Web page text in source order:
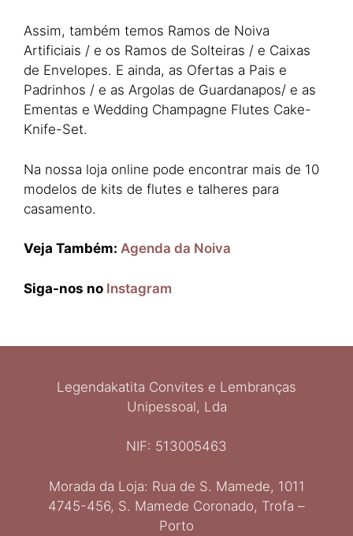
Assim, também temos Ramos de Noiva
Artificiais / e os Ramos de Solteiras / e Caixas
de Envelopes. E ainda, as Ofertas a Pais e
Padrinhos / e as Argolas de Guardanapos/ e as
Ementas e Wedding Champagne Flutes Cake-
Knife-Set.
Na nossa loja online pode encontrar mais de 10
modelos de kits de flutes e talheres para
casamento.
Veja Também: Agenda da Noiva
Siga-nos no Instagram
Legendakatita Convites e Lembranças
Unipessoal, Lda
NIF: 513005463
Morada da Loja: Rua de S. Mamede, 1011
4745-456, S. Mamede Coronado, Trofa –
Porto
Italiano
Ελληνικά